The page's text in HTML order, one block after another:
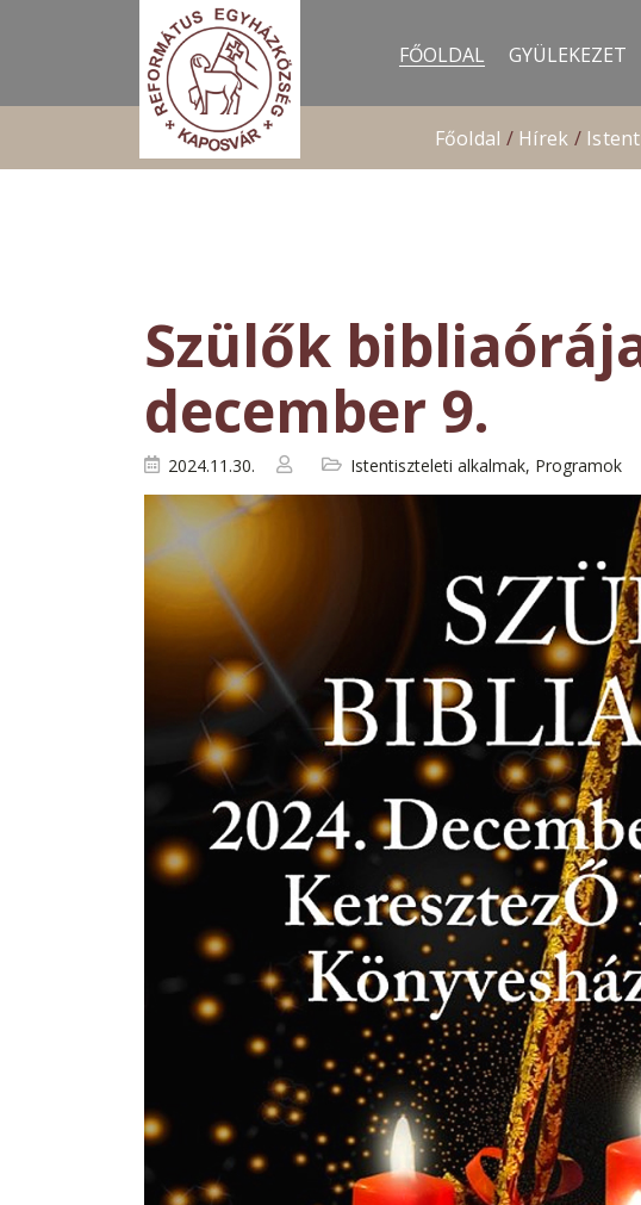
FŐOLDAL GYÜLEKEZET
Főoldal / Hírek /
Szülők
december 9.
2024.11.30. Istentiszteleti alkalmak, Programok